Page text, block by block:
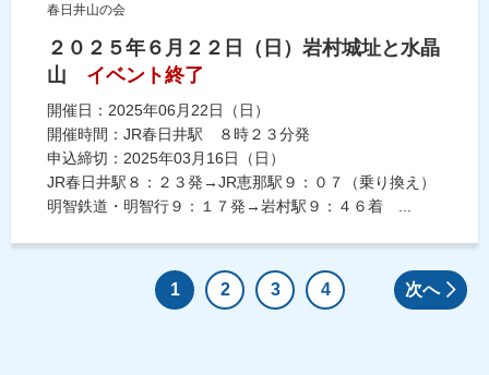
春日井山の会
２０２５年６月２２日（日）岩村城址と水晶
山
イベント終了
開催日：2025年06月22日（日）
開催時間：JR春日井駅 ８時２３分発
申込締切：2025年03月16日（日）
JR春日井駅８：２３発→JR恵那駅９：０７（乗り換え）
明智鉄道・明智行９：１７発→岩村駅９：４６着 ...
1 2 3 4 次へ